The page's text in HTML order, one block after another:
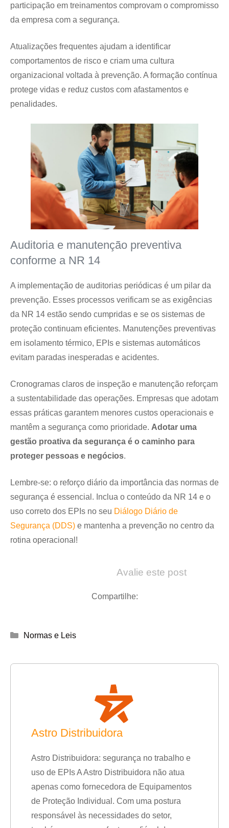
participação em treinamentos comprovam o compromisso
da empresa com a segurança.
Atualizações frequentes ajudam a identificar
comportamentos de risco e criam uma cultura
organizacional voltada à prevenção. A formação contínua
protege vidas e reduz custos com afastamentos e
penalidades.
Auditoria e manutenção preventiva
conforme a NR 14
A implementação de auditorias periódicas é um pilar da
prevenção. Esses processos verificam se as exigências
da NR 14 estão sendo cumpridas e se os sistemas de
proteção continuam eficientes. Manutenções preventivas
em isolamento térmico, EPIs e sistemas automáticos
evitam paradas inesperadas e acidentes.
Cronogramas claros de inspeção e manutenção reforçam
a sustentabilidade das operações. Empresas que adotam
essas práticas garantem menores custos operacionais e
mantêm a segurança como prioridade. Adotar uma
gestão proativa da segurança é o caminho para
proteger pessoas e negócios.
Lembre-se: o reforço diário da importância das normas de
segurança é essencial. Inclua o conteúdo da NR 14 e o
uso correto dos EPIs no seu Diálogo Diário de
Segurança (DDS) e mantenha a prevenção no centro da
rotina operacional!
Avalie este post
Compartilhe:
Categorias
Normas e Leis
Astro Distribuidora
Astro Distribuidora: segurança no trabalho e
uso de EPIs A Astro Distribuidora não atua
apenas como fornecedora de Equipamentos
de Proteção Individual. Com uma postura
responsável às necessidades do setor,